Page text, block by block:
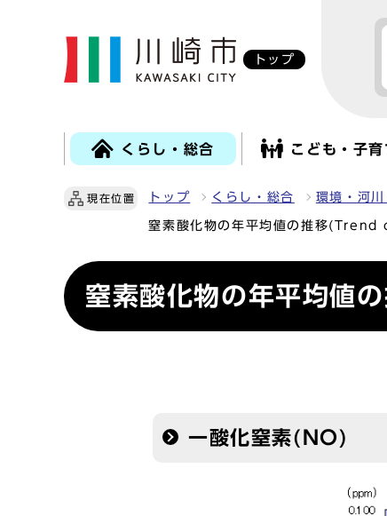
トップ
くらし・総合 こども・子育
現在位置 トップ くらし・総合 環境・河川
窒素酸化物の年平均値の推移
窒素酸化物の年平均
一酸化窒素(NO)